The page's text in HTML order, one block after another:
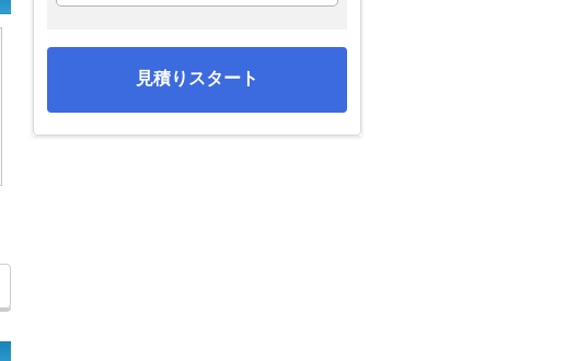
見積りスタート